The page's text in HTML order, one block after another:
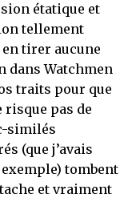
étatique et
tellement
tirer aucune
dans Watchmen
traits pour que
pas de
similés
(que j’avais
tombent
et vraiment